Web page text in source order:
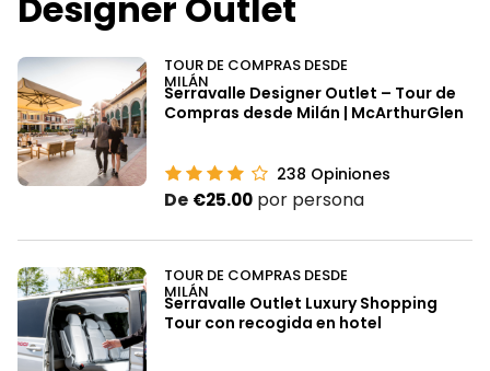
TOUR DE COMPRAS DESDE
MILÁN
Serravalle Designer Outlet – Tour de
Compras desde Milán | McArthurGlen
238 Opiniones
De €25.00 por persona
TOUR DE COMPRAS DESDE
MILÁN
Serravalle Outlet Luxury Shopping
Tour con recogida en hotel